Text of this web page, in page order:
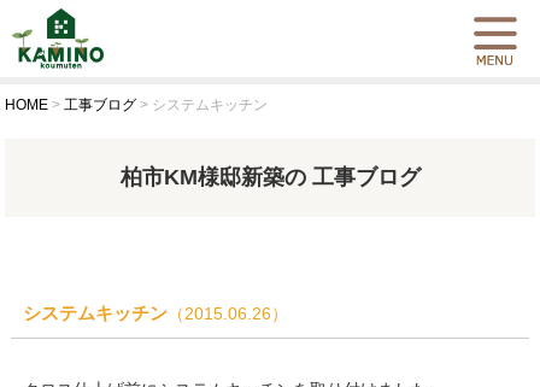
HOME >工事ブログ > システムキッチン
柏市KM様邸新築の 工事ブログ
システムキッチン（2015.06.26）